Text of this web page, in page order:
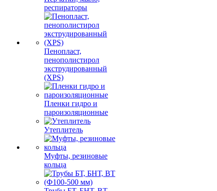
респираторы
Пенопласт,
пенополистирол
экструдированный
(XPS)
Пленки гидро и
пароизоляционные
Утеплитель
Муфты, резиновые
кольца